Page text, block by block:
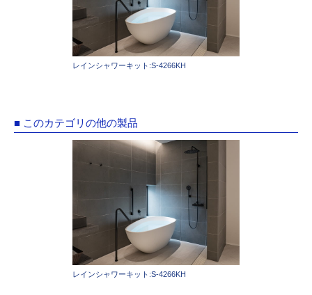
レインシャワーキット:S-4266KH
■ このカテゴリの他の製品
レインシャワーキット:S-4266KH